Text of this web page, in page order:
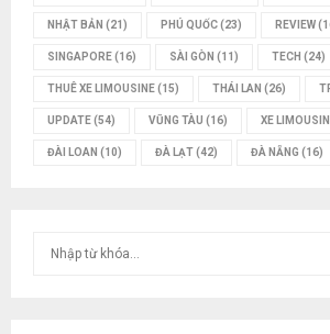
NHẬT BẢN (21) PHÚ QUỐC(23) REVIEW
SINGAPORE(16) SÀI GÒN (11) TECH (24)
THUÊ XE LIMOUSINE(15) THÁI LAN (26)
UPDATE(54) VŨNG TÀU (16) XE
ĐÀI LOAN (10) ĐÀ LẠT(42) ĐÀ NẴNG (16)